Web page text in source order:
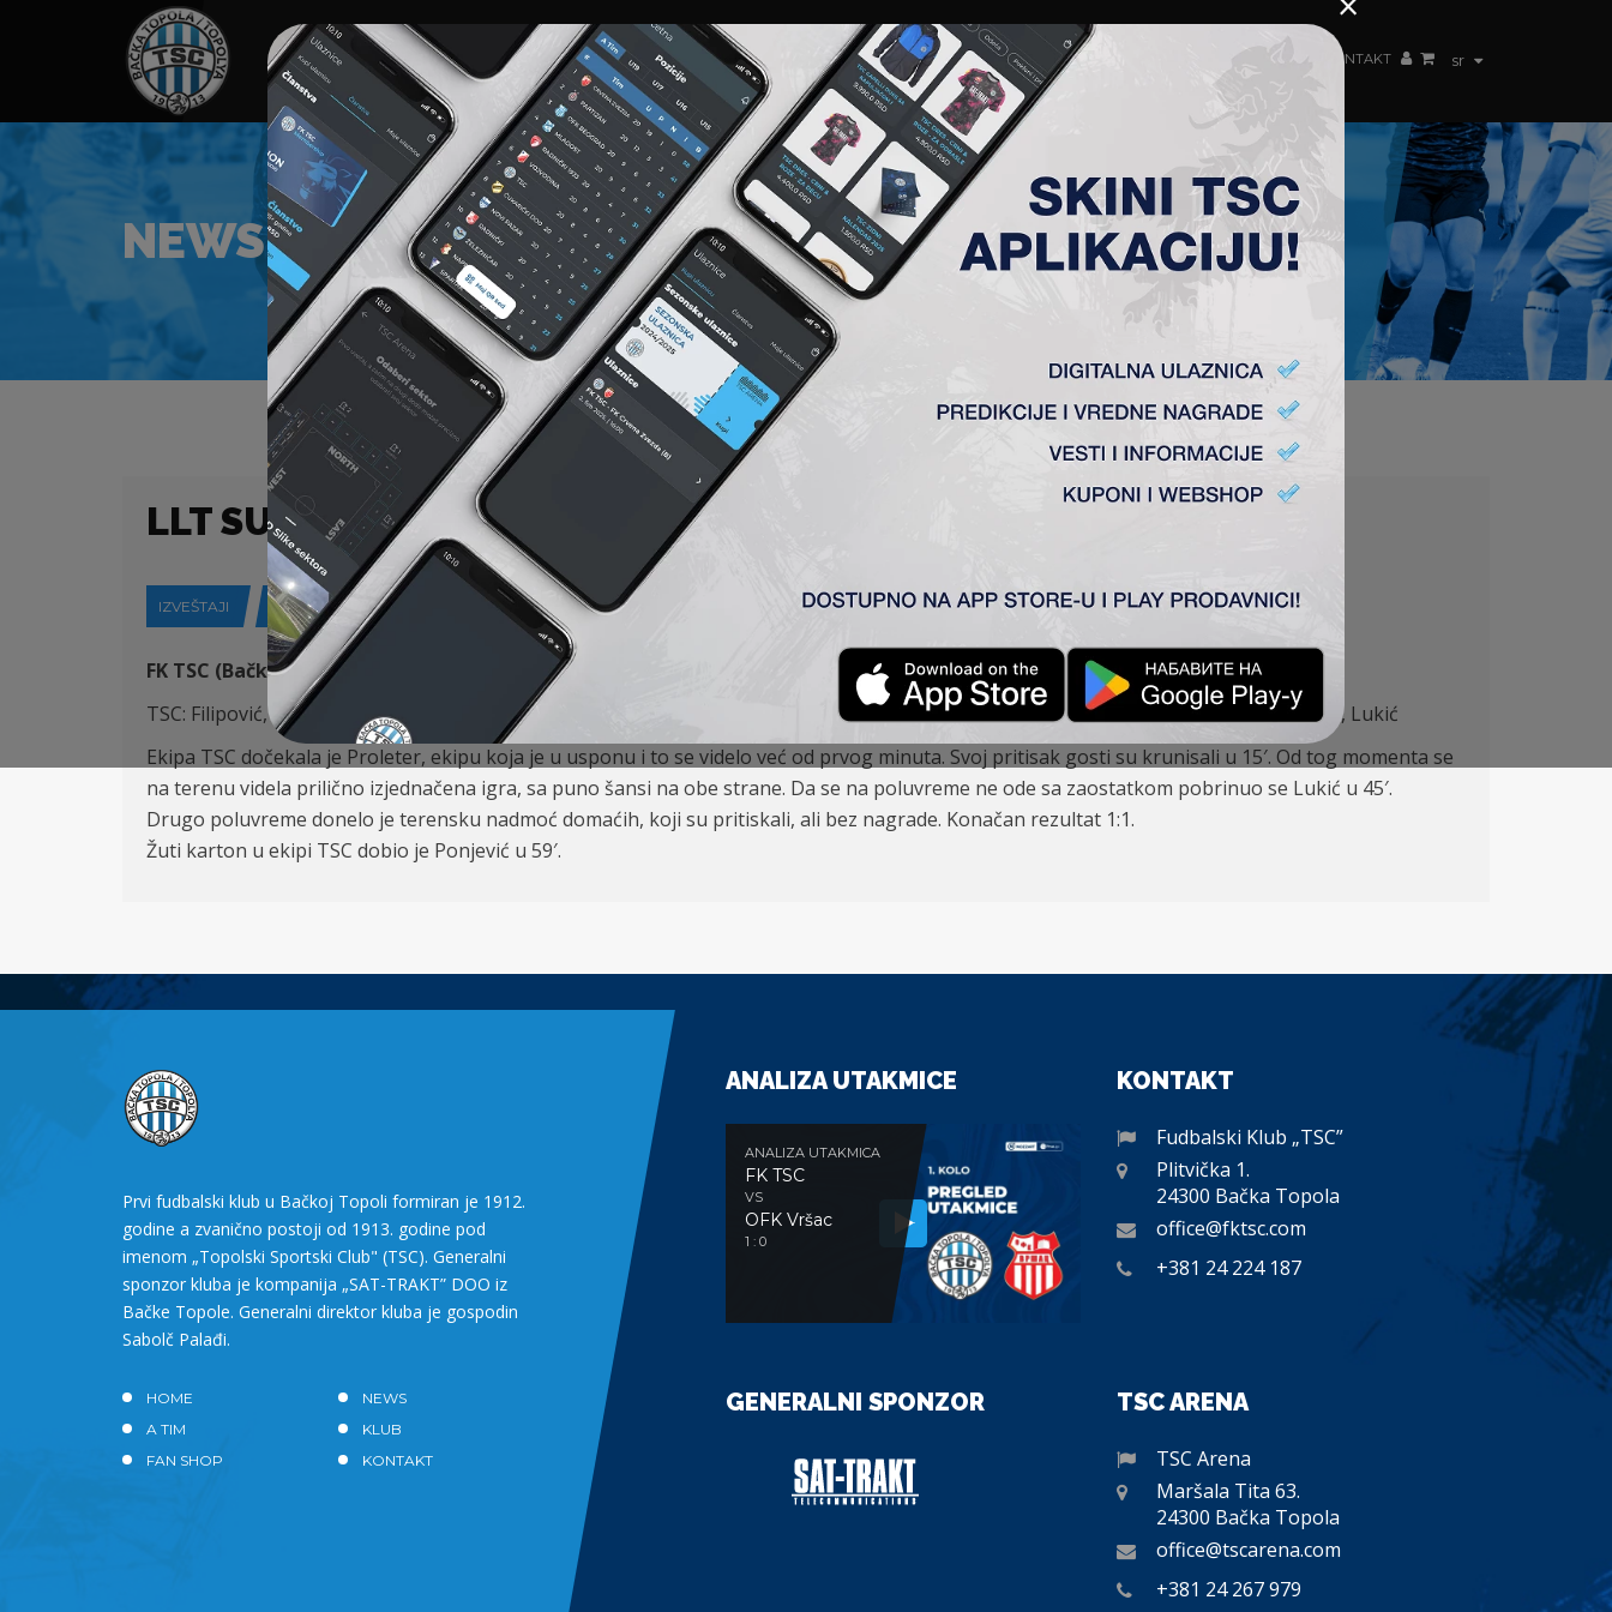
sr
HOME SPONZORI NEWS GALERIJE A TIM ČLANSTVO AKREDITACIJE KLUB AKADEMIJA ŽENSKI TIM KONTAKT
NEWS
LLT SUPER LIGA 13. KOLO
IZVEŠTAJI 29-10-2019
FK TSC (Bačka Topola) – FK Proleter (Novi Sad) 1:1
TSC: Filipović, Babić (79′ Balaž), Antonić, Varga, Ponjević (60′ Duronjić), Grabež, Tumbasević, Tomanović (K), Milićević, Silađi (84′ Galić), Lukić
Ekipa TSC dočekala je Proleter, ekipu koja je u usponu i to se videlo već od prvog minuta. Svoj pritisak gosti su krunisali u 15′. Od tog momenta se
na terenu videla prilično izjednačena igra, sa puno šansi na obe strane. Da se na poluvreme ne ode sa zaostatkom pobrinuo se Lukić u 45′.
Drugo poluvreme donelo je terensku nadmoć domaćih, koji su pritiskali, ali bez nagrade. Konačan rezultat 1:1.
Žuti karton u ekipi TSC dobio je Ponjević u 59′.
Prvi fudbalski klub u Bačkoj Topoli formiran je 1912.
godine a zvanično postoji od 1913. godine pod
imenom „Topolski Sportski Club" (TSC). Generalni
sponzor kluba je kompanija „SAT-TRAKT” DOO iz
Bačke Topole. Generalni direktor kluba je gospodin
Sabolč Palađi.
HOME
NEWS
A TIM
KLUB
FAN SHOP
KONTAKT
ANALIZA UTAKMICE
ANALIZA UTAKMICA
FK TSC
VS
OFK Vršac
1 : 0
KONTAKT
Fudbalski Klub „TSC”
Plitvička 1.
24300 Bačka Topola
office@fktsc.com
+381 24 224 187
GENERALNI SPONZOR TSC ARENA
TSC Arena
Maršala Tita 63.
24300 Bačka Topola
office@tscarena.com
+381 24 267 979